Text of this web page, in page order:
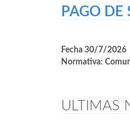
PAGO DE
Fecha 30/7/2026
Normativa:
ULTIMAS